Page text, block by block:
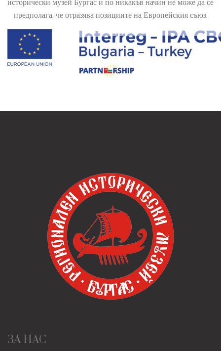
предполага, че отразява позициите на Европейския съюз.
ЗА НАС